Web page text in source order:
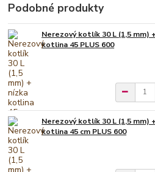
Podobné produkty
Nerezový kotlík 30 L (1,5 mm)
kotlina 45 PLUS 600
Nerezový kotlík 30 L (1,5 mm)
kotlina 45 cm PLUS 600